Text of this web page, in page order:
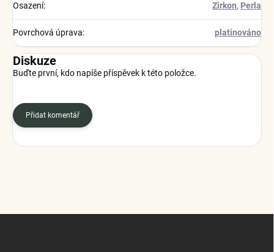
Osazení: Zirkon, Perla
Povrchová úprava: platinováno
Diskuze
Buďte první, kdo napíše příspěvek k této položce.
Přidat komentář